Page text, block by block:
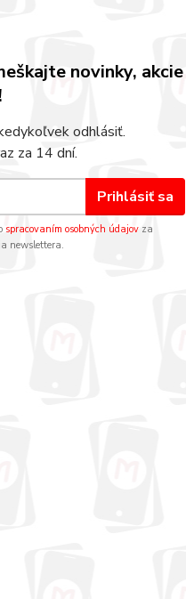
novinky, akcie
odhlásiť.
za 14 dní.
Prihlásiť sa
spracovaním osobných údajov za
newslettera.